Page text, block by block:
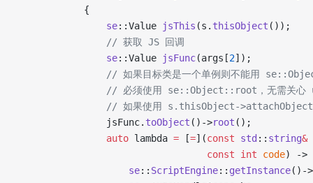
            {
                se
::Value jsThis (s. thisObject ());
                // 获取 JS 回调
                se
::Value jsFunc(args[2]);
// 如果目标类是一个单例则不能用
// 必须使用 se::Object::root，无需关心
// 如果使用 s.thisObject-
                jsFunc.
toObject ()->root ();
                auto
lambda = [=](const std :: string&
                                  const
int code) ->
                    se
:: ScriptEngine:: getInstance()->